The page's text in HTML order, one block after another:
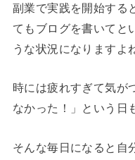
副業で実践を開始する
てもブログを書いてと
うな状況になりますよ
時には疲れすぎて気が
なかった！」という日
そんな毎日になると自